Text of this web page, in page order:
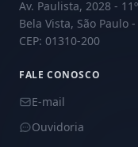
Av. Paulista, 2028 -
Bela Vista, São Paulo -
CEP: 01310-200
FALE CONOSCO
E-mail
Ouvidoria